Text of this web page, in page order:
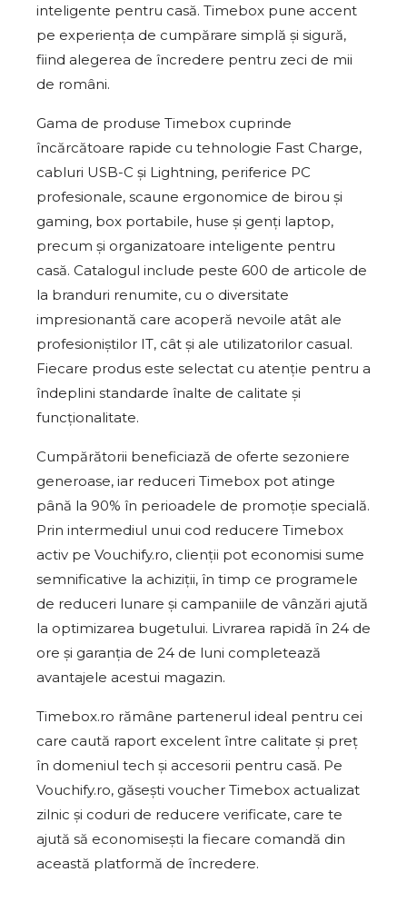
inteligente pentru casă. Timebox pune accent
pe experiența de cumpărare simplă și sigură,
fiind alegerea de încredere pentru zeci de mii
de români.
Gama de produse Timebox cuprinde
încărcătoare rapide cu tehnologie Fast Charge,
cabluri USB-C și Lightning, periferice PC
profesionale, scaune ergonomice de birou și
gaming, box portabile, huse și genți laptop,
precum și organizatoare inteligente pentru
casă. Catalogul include peste 600 de articole de
la branduri renumite, cu o diversitate
impresionantă care acoperă nevoile atât ale
profesioniștilor IT, cât și ale utilizatorilor casual.
Fiecare produs este selectat cu atenție pentru a
îndeplini standarde înalte de calitate și
funcționalitate.
Cumpărătorii beneficiază de oferte sezoniere
generoase, iar reduceri Timebox pot atinge
până la 90% în perioadele de promoție specială.
Prin intermediul unui cod reducere Timebox
activ pe Vouchify.ro, clienții pot economisi sume
semnificative la achiziții, în timp ce programele
de reduceri lunare și campaniile de vânzări ajută
la optimizarea bugetului. Livrarea rapidă în 24 de
ore și garanția de 24 de luni completează
avantajele acestui magazin.
Timebox.ro rămâne partenerul ideal pentru cei
care caută raport excelent între calitate și preț
în domeniul tech și accesorii pentru casă. Pe
Vouchify.ro, găsești voucher Timebox actualizat
zilnic și coduri de reducere verificate, care te
ajută să economisești la fiecare comandă din
această platformă de încredere.